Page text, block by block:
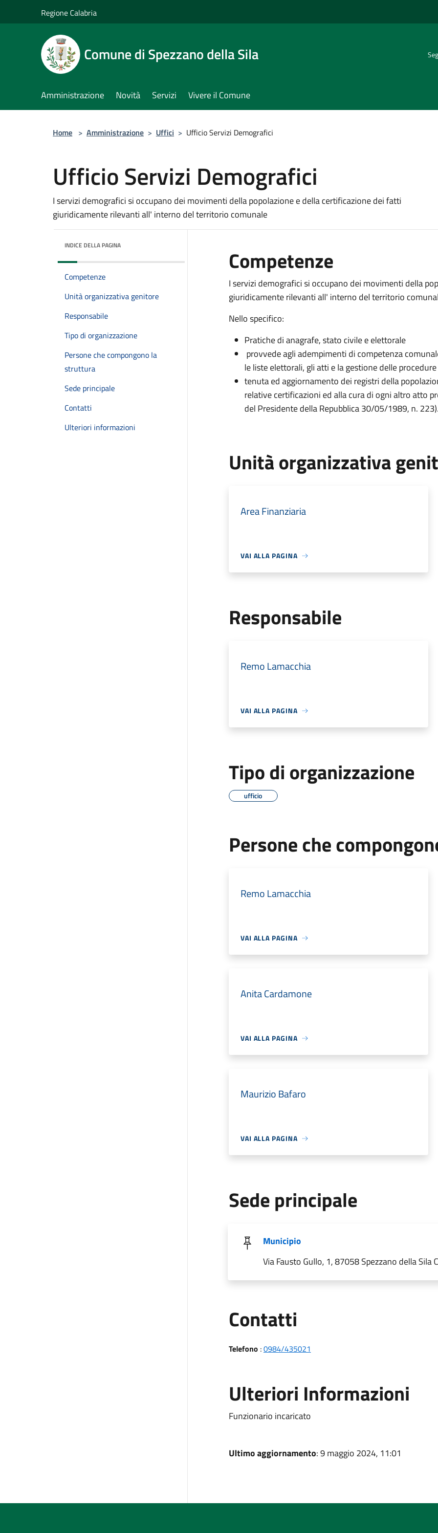
Regione Calabria
Comune di Spezzano della Sila
Amministrazione Novità Servizi Vivere il Comune
Home > Amministrazione > Uffici > Ufficio Servizi Demografici
Ufficio Servizi Demografici
I servizi demografici si occupano dei movimenti della popolazione e della certificazione dei fatti
giuridicamente rilevanti all' interno del territorio comunale
INDICE DELLA PAGINA
Competenze
Unità organizzativa genitore
Responsabile
Tipo di organizzazione
Persone che compongono la
struttura
Sede principale
Contatti
Ulteriori informazioni
Competenze
I servizi demografici si occupano dei movimenti della
giuridicamente rilevanti all' interno del territorio
Nello specifico:
Pratiche di anagrafe, stato civile e elettorale
provvede agli adempimenti di competenza
le liste elettorali, gli atti e la gestione delle
tenuta ed aggiornamento dei registri della
relative certificazioni ed alla cura di ogni altro atto
del Presidente della Repubblica 30/05/1989, n.
Unità organizzativa
Area Finanziaria
VAI ALLA PAGINA
Responsabile
Remo Lamacchia
VAI ALLA PAGINA
Tipo di organizzazione
ufficio
Persone che
Remo Lamacchia
VAI ALLA PAGINA
Anita Cardamone
VAI ALLA PAGINA
Maurizio Bafaro
VAI ALLA PAGINA
Sede principale
Municipio
Via Fausto Gullo, 1, 87058 Spezzano della Sila
Contatti
Telefono :0984/435021
Ulteriori Informazioni
Funzionario incaricato
Ultimo aggiornamento: 9 maggio 2024, 11:01